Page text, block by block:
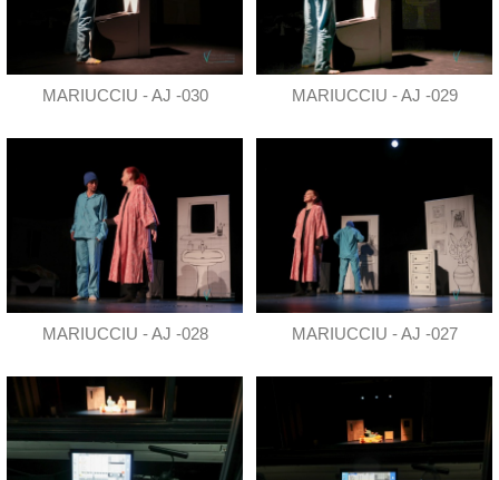
MARIUCCIU - AJ -030 MARIUCCIU - AJ -029
MARIUCCIU - AJ -028 MARIUCCIU - AJ -027